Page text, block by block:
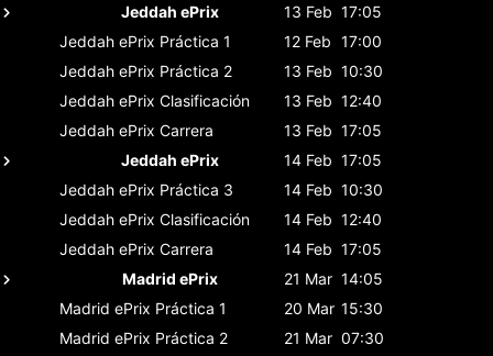
Jeddah ePrix
13 Feb 17:05
Jeddah ePrix Práctica 1 12 Feb 17:00
Jeddah ePrix Práctica 2 13 Feb 10:30
Jeddah ePrix Clasificación 13 Feb 12:40
Jeddah ePrix Carrera 13 Feb 17:05
Jeddah ePrix
14 Feb 17:05
Jeddah ePrix Práctica 3 14 Feb 10:30
Jeddah ePrix Clasificación 14 Feb 12:40
Jeddah ePrix Carrera 14 Feb 17:05
Madrid ePrix
21 Mar 14:05
Madrid ePrix Práctica 1 20 Mar 15:30
Madrid ePrix Práctica 2 21 Mar 07:30